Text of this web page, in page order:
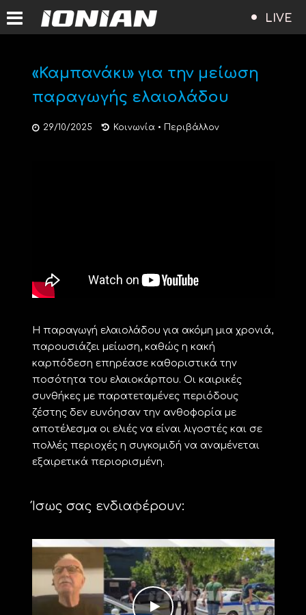
LIVE
«Καμπανάκι» για την μείωση
παραγωγής ελαιολάδου
29/10/2025 Κοινωνία • Περιβάλλον
Η παραγωγή ελαιολάδου για ακόμη μια χρονιά,
παρουσιάζει μείωση, καθώς η κακή
καρπόδεση επηρέασε καθοριστικά την
ποσότητα του ελαιοκάρπου. Οι καιρικές
συνθήκες με παρατεταμένες περιόδους
ζέστης δεν ευνόησαν την ανθοφορία με
αποτέλεσμα οι ελιές να είναι λιγοστές και σε
πολλές περιοχές η συγκομιδή να αναμένεται
εξαιρετικά περιορισμένη.
Ίσως σας ενδιαφέρουν: